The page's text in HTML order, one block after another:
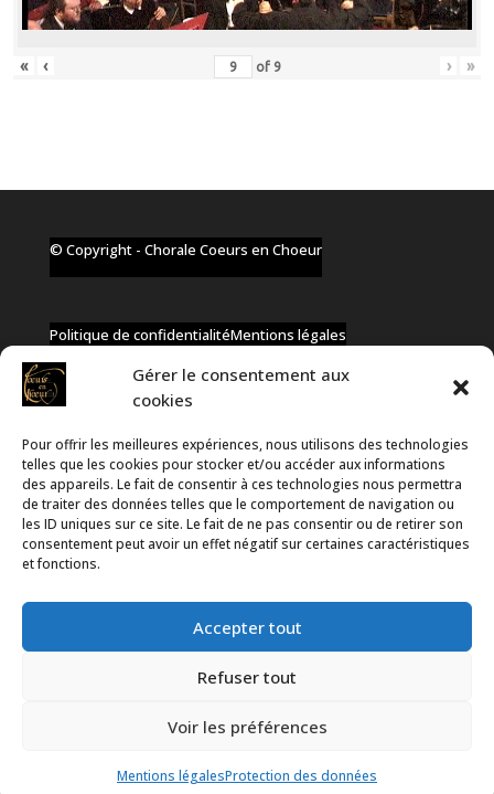
Gérer le consentement aux
cookies
Pour offrir les meilleures expériences, nous utilisons des technologies
telles que les cookies pour stocker et/ou accéder aux informations
des appareils. Le fait de consentir à ces technologies nous permettra
de traiter des données telles que le comportement de navigation ou
les ID uniques sur ce site. Le fait de ne pas consentir ou de retirer son
consentement peut avoir un effet négatif sur certaines caractéristiques
et fonctions.
Accepter tout
Refuser tout
Voir les préférences
Mentions légalesProtection des données
« ‹ of 9 › »
© Copyright - Chorale Coeurs en Choeur
Politique de confidentialitéMentions légales
✆ +32 477 91 58 46
✉ infos@coeurs-en-choeur.be
Toute proposition de partenariat en développement sera
Propulsé parWordPresset hébergé parInfomaniak